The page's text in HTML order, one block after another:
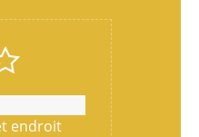
endroit